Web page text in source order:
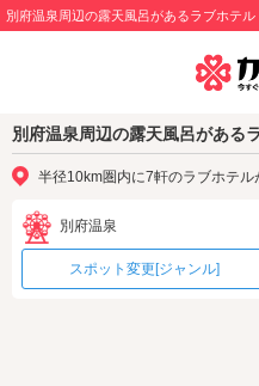
別府温泉周辺の露天風呂があるラブホテル
別府温泉周辺の露天風呂がある
半径10km圏内に7軒のラブホテル
別府温泉
スポット変更[ジャンル]